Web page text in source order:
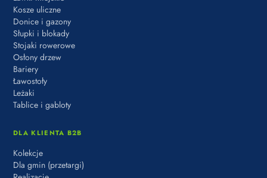
Kosze uliczne
Donice i gazony
Słupki i blokady
Stojaki rowerowe
Osłony drzew
Bariery
Ławostoły
Leżaki
Tablice i gabloty
DLA KLIENTA B2B
Kolekcje
Dla gmin (przetargi)